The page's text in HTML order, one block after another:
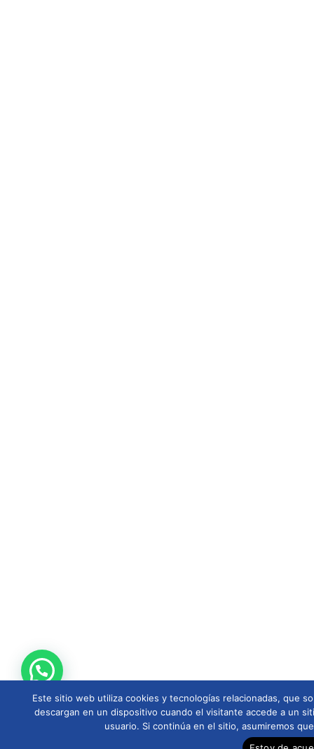
Este sitio web utiliza cookies y tecnologías relacionadas, que
descargan en un dispositivo cuando el visitante accede a un
usuario. Si continúa en el sitio, asumiremos